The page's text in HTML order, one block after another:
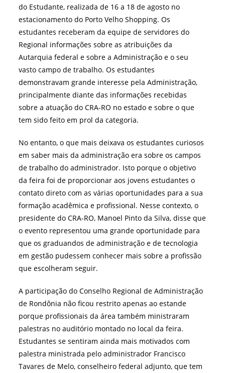
do Estudante, realizada de 16 a 18 de agosto no
estacionamento do Porto Velho Shopping. Os
estudantes receberam da equipe de servidores do
Regional informações sobre as atribuições da
Autarquia federal e sobre a Administração e o seu
vasto campo de trabalho. Os estudantes
demonstravam grande interesse pela Administração,
principalmente diante das informações recebidas
sobre a atuação do CRA-RO no estado e sobre o que
tem sido feito em prol da categoria.
No entanto, o que mais deixava os estudantes curiosos
em saber mais da administração era sobre os campos
de trabalho do administrador. Isto porque o objetivo
da feira foi de proporcionar aos jovens estudantes o
contato direto com as várias oportunidades para a sua
formação acadêmica e profissional. Nesse contexto, o
presidente do CRA-RO, Manoel Pinto da Silva, disse que
o evento representou uma grande oportunidade para
que os graduandos de administração e de tecnologia
em gestão pudessem conhecer mais sobre a profissão
que escolheram seguir.
A participação do Conselho Regional de Administração
de Rondônia não ficou restrito apenas ao estande
porque profissionais da área também ministraram
palestras no auditório montado no local da feira.
Estudantes se sentiram ainda mais motivados com
palestra ministrada pelo administrador Francisco
Tavares de Melo, conselheiro federal adjunto, que tem